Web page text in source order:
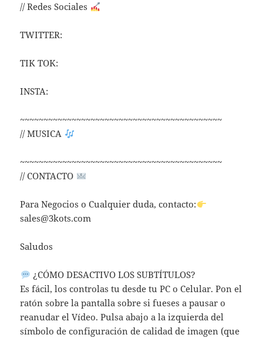
// Redes Sociales
TWITTER:
TIK TOK:
INSTA:
~~~~~~~~~~~~~~~~~~~~~~~~~~~~~~~~~~~~~~~~~~~
// MUSICA
~~~~~~~~~~~~~~~~~~~~~~~~~~~~~~~~~~~~~~~~~~~
// CONTACTO
Para Negocios o Cualquier duda, contacto:
sales@3kots.com
Saludos
¿CÓMO DESACTIVO LOS SUBTÍTULOS?
Es fácil, los controlas tu desde tu PC o Celular. Pon el
ratón sobre la pantalla sobre si fueses a pausar o
reanudar el Vídeo. Pulsa abajo a la izquierda del
símbolo de configuración de calidad de imagen (que